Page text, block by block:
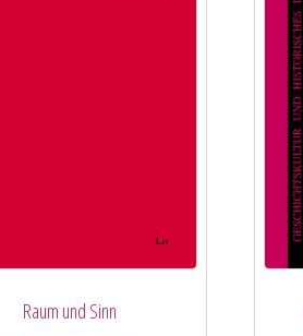
Raum und Sinn